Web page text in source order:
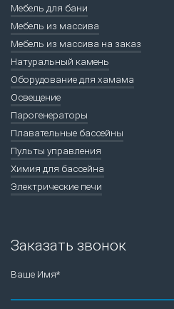
Мебель для бани
Мебель из массива
Мебель из массива на заказ
Натуральный камень
Оборудование для хамама
Освещение
Парогенераторы
Плавательные бассейны
Пульты управления
Химия для бассейна
Электрические печи
Заказать звонок
Ваше Имя*